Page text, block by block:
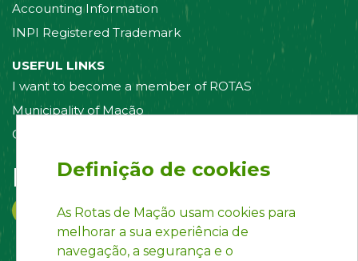
Accounting Information
INPI Registered Trademark
USEFUL LINKS
I want to become a member of ROTAS
Municipality of Mação
Contact us
Follow us on:
Definição de cookies
As Rotas de Mação usam cookies para
melhorar a sua experiência de
navegação, a segurança e o